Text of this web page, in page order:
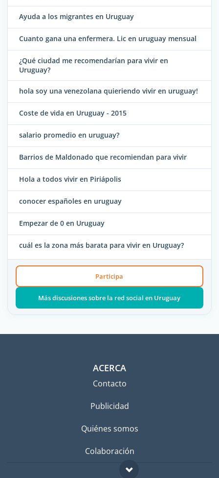
Ayuda a los migrantes en Uruguay
Cuanto gana una enfermera. Lic en uruguay mensual
¿Qué ciudad me recomendarían para vivir en
Uruguay?
hola soy una venezolana quieriendo vivir en uruguay!
Coste de vida en Uruguay - 2015
salario promedio en uruguay?
Barrios de Maldonado que recomiendan para vivir
Hola a todos vivir en Piriápolis
conocer españoles en uruguay
Empezar de 0 en Uruguay
cuál es la zona más barata para vivir en Uruguay?
Participa
Más discusiones sobre la red social en Uruguay
ACERCA
Contacto
Publicidad
Quiénes somos
Colaboración